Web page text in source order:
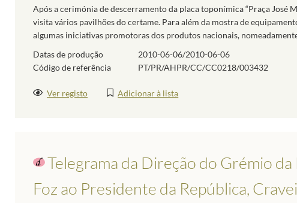
Após a cerimónia de descerramento da placa toponímica “Praça José
visita vários pavilhões do certame. Para além da mostra de
algumas iniciativas promotoras dos produtos nacionais, nomeadamente
Datas de produção
2010-06-06/2010-06-06
Código de referência
PT/PR/AHPR/CC/CC0218/003432
Ver registo Adicionar à lista
Telegrama da Direção do Grémio
Foz ao Presidente da República,